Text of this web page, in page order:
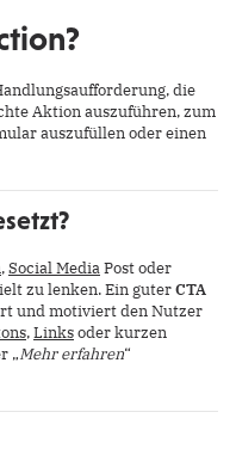
die
Aktion auszuführen, zum
auszufüllen oder einen
,Social MediaPost oder
zu lenken. Ein guterCTA
und motiviert den Nutzer
,Linksoder kurzen
„Mehr erfahren“